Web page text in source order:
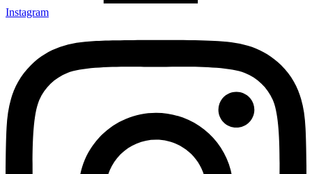
Instagram